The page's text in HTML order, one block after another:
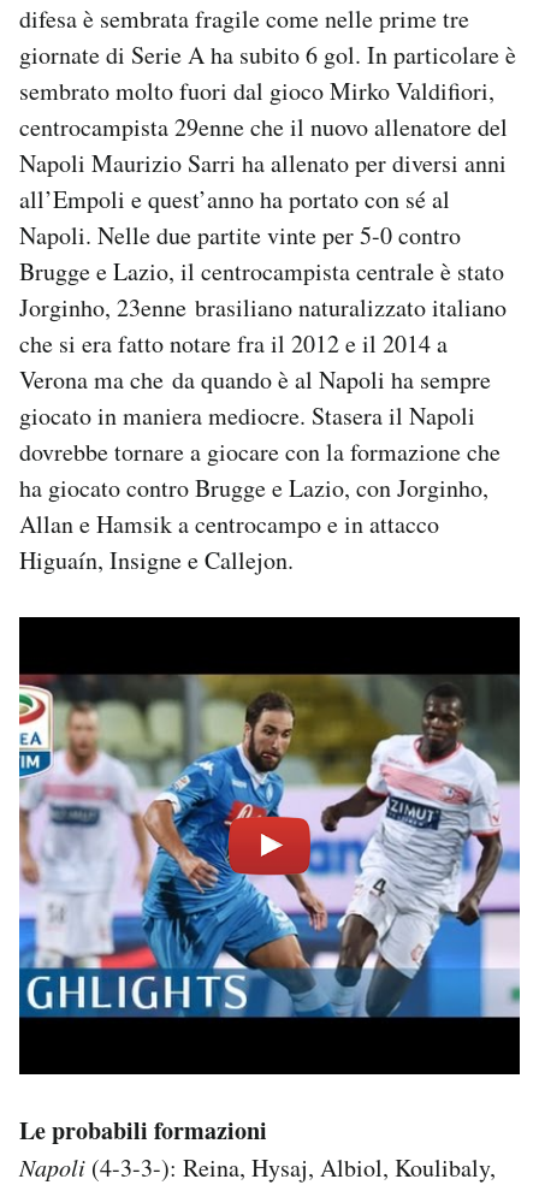
difesa è sembrata fragile come nelle prime tre
giornate di Serie A ha subito 6 gol. In particolare è
sembrato molto fuori dal gioco Mirko Valdifiori,
centrocampista 29enne che il nuovo allenatore del
Napoli Maurizio Sarri ha allenato per diversi anni
all’Empoli e quest’anno ha portato con sé al
Napoli. Nelle due partite vinte per 5-0 contro
Brugge e Lazio, il centrocampista centrale è stato
Jorginho, 23enne brasiliano naturalizzato italiano
che si era fatto notare fra il 2012 e il 2014 a
Verona ma che da quando è al Napoli ha sempre
giocato in maniera mediocre. Stasera il Napoli
dovrebbe tornare a giocare con la formazione che
ha giocato contro Brugge e Lazio, con Jorginho,
Allan e Hamsik a centrocampo e in attacco
Higuaín, Insigne e Callejon.
Le probabili formazioni
Napoli (4-3-3-): Reina, Hysaj, Albiol, Koulibaly,